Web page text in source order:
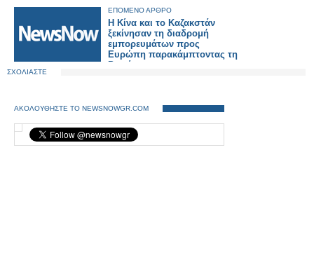
ΕΠΟΜΕΝΟ ΑΡΘΡΟ
Η Κίνα και το Καζακστάν
ξεκίνησαν τη διαδρομή
εμπορευμάτων προς
Ευρώπη παρακάμπτοντας τη
Ρωσία
ΣΧΟΛΙΑΣΤΕ
ΑΚΟΛΟΥΘΗΣΤΕ ΤΟ NEWSNOWGR.COM